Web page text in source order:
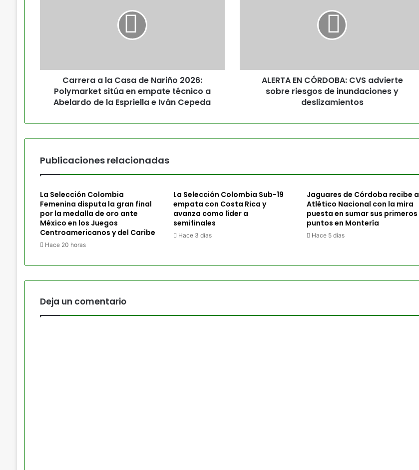
Carrera a la Casa de Nariño 2026:
Polymarket sitúa en empate técnico a
Abelardo de la Espriella e Iván Cepeda
ALERTA EN CÓRDOBA: CVS advierte
sobre riesgos de inundaciones y
deslizamientos
Publicaciones relacionadas
La Selección Colombia
Femenina disputa la gran final
por la medalla de oro ante
México en los Juegos
Centroamericanos y del Caribe
Hace 20 horas
La Selección Colombia Sub-19
empata con Costa Rica y
avanza como líder a
semifinales
Hace 3 días
Jaguares de Córdoba recibe a
Atlético Nacional con la mira
puesta en sumar sus primeros
puntos en Montería
Hace 5 días
Deja un comentario